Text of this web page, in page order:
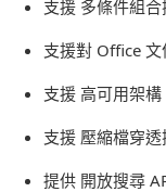
支援 多條件組
支援對 Office 文
支援 高可用架
支援 壓縮檔穿
提供 開放搜尋